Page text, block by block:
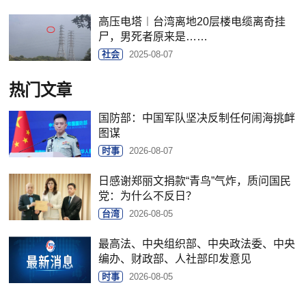
高压电塔︱台湾离地20层楼电缆离奇挂
尸，男死者原来是……
社会 2025-08-07
热门文章
国防部：中国军队坚决反制任何闹海挑衅
图谋
时事 2026-08-07
日感谢郑丽文捐款“青鸟”气炸，质问国民
党：为什么不反日？
台湾 2026-08-05
最高法、中央组织部、中央政法委、中央
编办、财政部、人社部印发意见
时事 2026-08-05